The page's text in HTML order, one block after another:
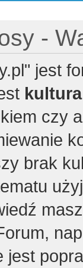
-
jest
czy
brak
jest